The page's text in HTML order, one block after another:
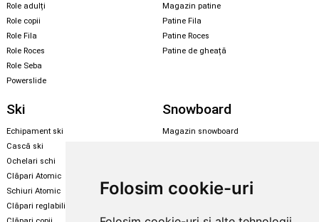
Folosim cookie-uri
Role adulți
Role copii
Role Fila
Role Roces
Role Seba
Powerslide
Magazin patine
Patine Fila
Patine Roces
Patine de gheață
Ski
Echipament ski
Cască ski
Ochelari schi
Clăpari Atomic
Schiuri Atomic
Clăpari reglabili
Snowboard
Magazin snowboard
Skate & longboard